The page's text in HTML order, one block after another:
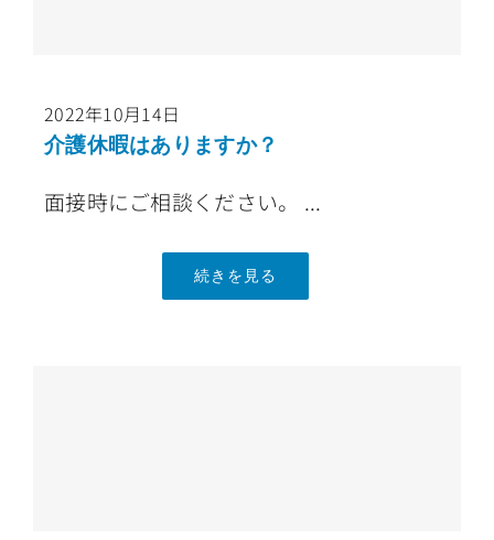
2022年10月14日
介護休暇はありますか？
面接時にご相談ください。 ...
続きを見る